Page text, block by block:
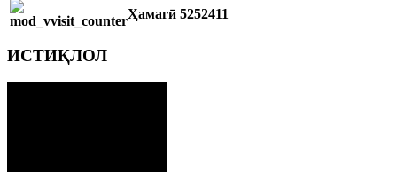
Ҳамагӣ 5252411
ИСТИҚЛОЛ